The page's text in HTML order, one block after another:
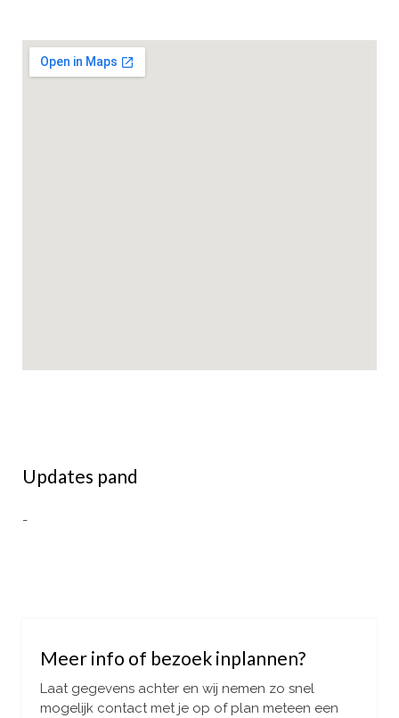
Updates pand
-
Meer info of bezoek inplannen?
Laat gegevens achter en wij nemen zo snel
mogelijk contact met je op of plan meteen een